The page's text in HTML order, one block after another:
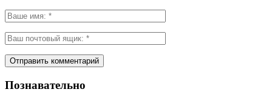
Познавательно